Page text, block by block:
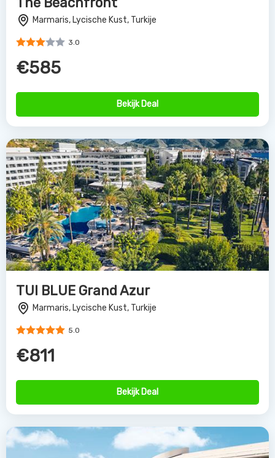
Marmaris, Lycische Kust, Turkije
3.0
€585
Bekijk Deal
TUI BLUE Grand Azur
Marmaris, Lycische Kust, Turkije
5.0
€811
Bekijk Deal